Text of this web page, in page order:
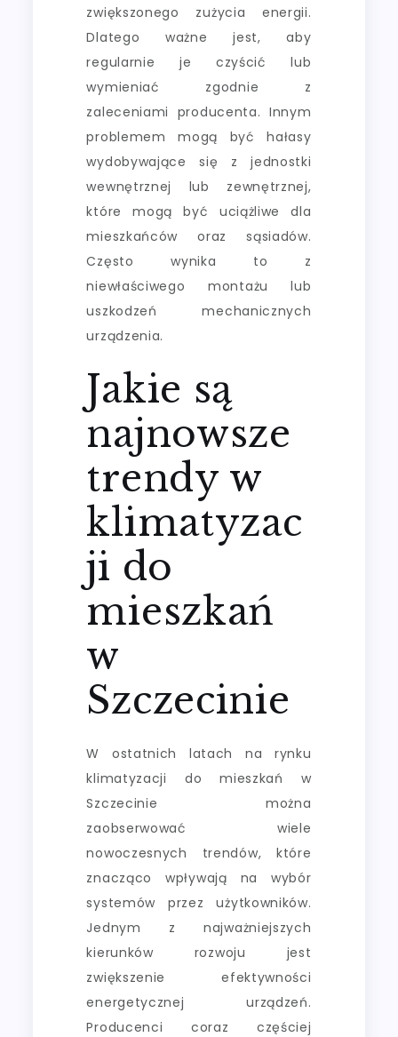
zwiększonego zużycia energii.
Dlatego ważne jest, aby
regularnie je czyścić lub
wymieniać zgodnie z
zaleceniami producenta. Innym
problemem mogą być hałasy
wydobywające się z jednostki
wewnętrznej lub zewnętrznej,
które mogą być uciążliwe dla
mieszkańców oraz sąsiadów.
Często wynika to z
niewłaściwego montażu lub
uszkodzeń mechanicznych
urządzenia.
Jakie są
najnowsze
trendy w
klimatyzac
ji do
mieszkań
w
Szczecinie
W ostatnich latach na rynku
klimatyzacji do mieszkań w
Szczecinie można
zaobserwować wiele
nowoczesnych trendów, które
znacząco wpływają na wybór
systemów przez użytkowników.
Jednym z najważniejszych
kierunków rozwoju jest
zwiększenie efektywności
energetycznej urządzeń.
Producenci coraz częściej